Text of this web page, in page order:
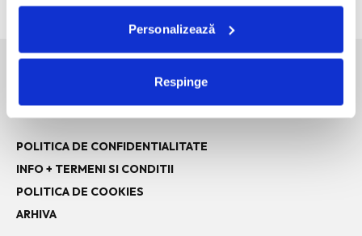
Personalizează
Respinge
POLITICA DE CONFIDENTIALITATE
INFO + TERMENI SI CONDITII
POLITICA DE COOKIES
ARHIVA